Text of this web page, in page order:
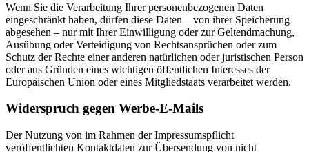
Wenn Sie die Verarbeitung Ihrer personenbezogenen Daten
eingeschränkt haben, dürfen diese Daten – von ihrer Speicherung
abgesehen – nur mit Ihrer Einwilligung oder zur Geltendmachung,
Ausübung oder Verteidigung von Rechtsansprüchen oder zum
Schutz der Rechte einer anderen natürlichen oder juristischen Person
oder aus Gründen eines wichtigen öffentlichen Interesses der
Europäischen Union oder eines Mitgliedstaats verarbeitet werden.
Widerspruch gegen Werbe-E-Mails
Der Nutzung von im Rahmen der Impressumspflicht
veröffentlichten Kontaktdaten zur Übersendung von nicht